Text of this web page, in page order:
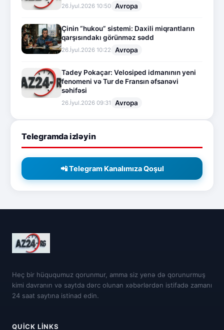
26.İyul.2026 10:50 Avropa
Çinin “hukou” sistemi: Daxili miqrantların
qarşısındakı görünməz sədd
26.İyul.2026 10:22 Avropa
Tadey Pokaçar: Velosiped idmanının yeni
fenomeni və Tur de Fransın əfsanəvi
səhifəsi
26.İyul.2026 09:31 Avropa
Telegramda izləyin
📲 Telegram Kanalımıza Qoşul
Heç bir hüququmuz qorunmur, amma siz yenə də qorunurmuş
kimi davranın və saytda dərc olunan xəbərlərdən istifadə zamanı
24 saat saytına istinad edin.
QUICK LINKS